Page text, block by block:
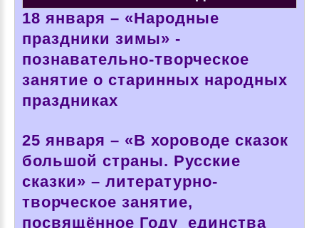
18 января – «Народные
праздники зимы» -
познавательно-творческое
занятие о старинных народных
праздниках
25 января – «В хороводе сказок
большой страны. Русские
сказки» – литературно-
творческое занятие,
посвящённое Году единства